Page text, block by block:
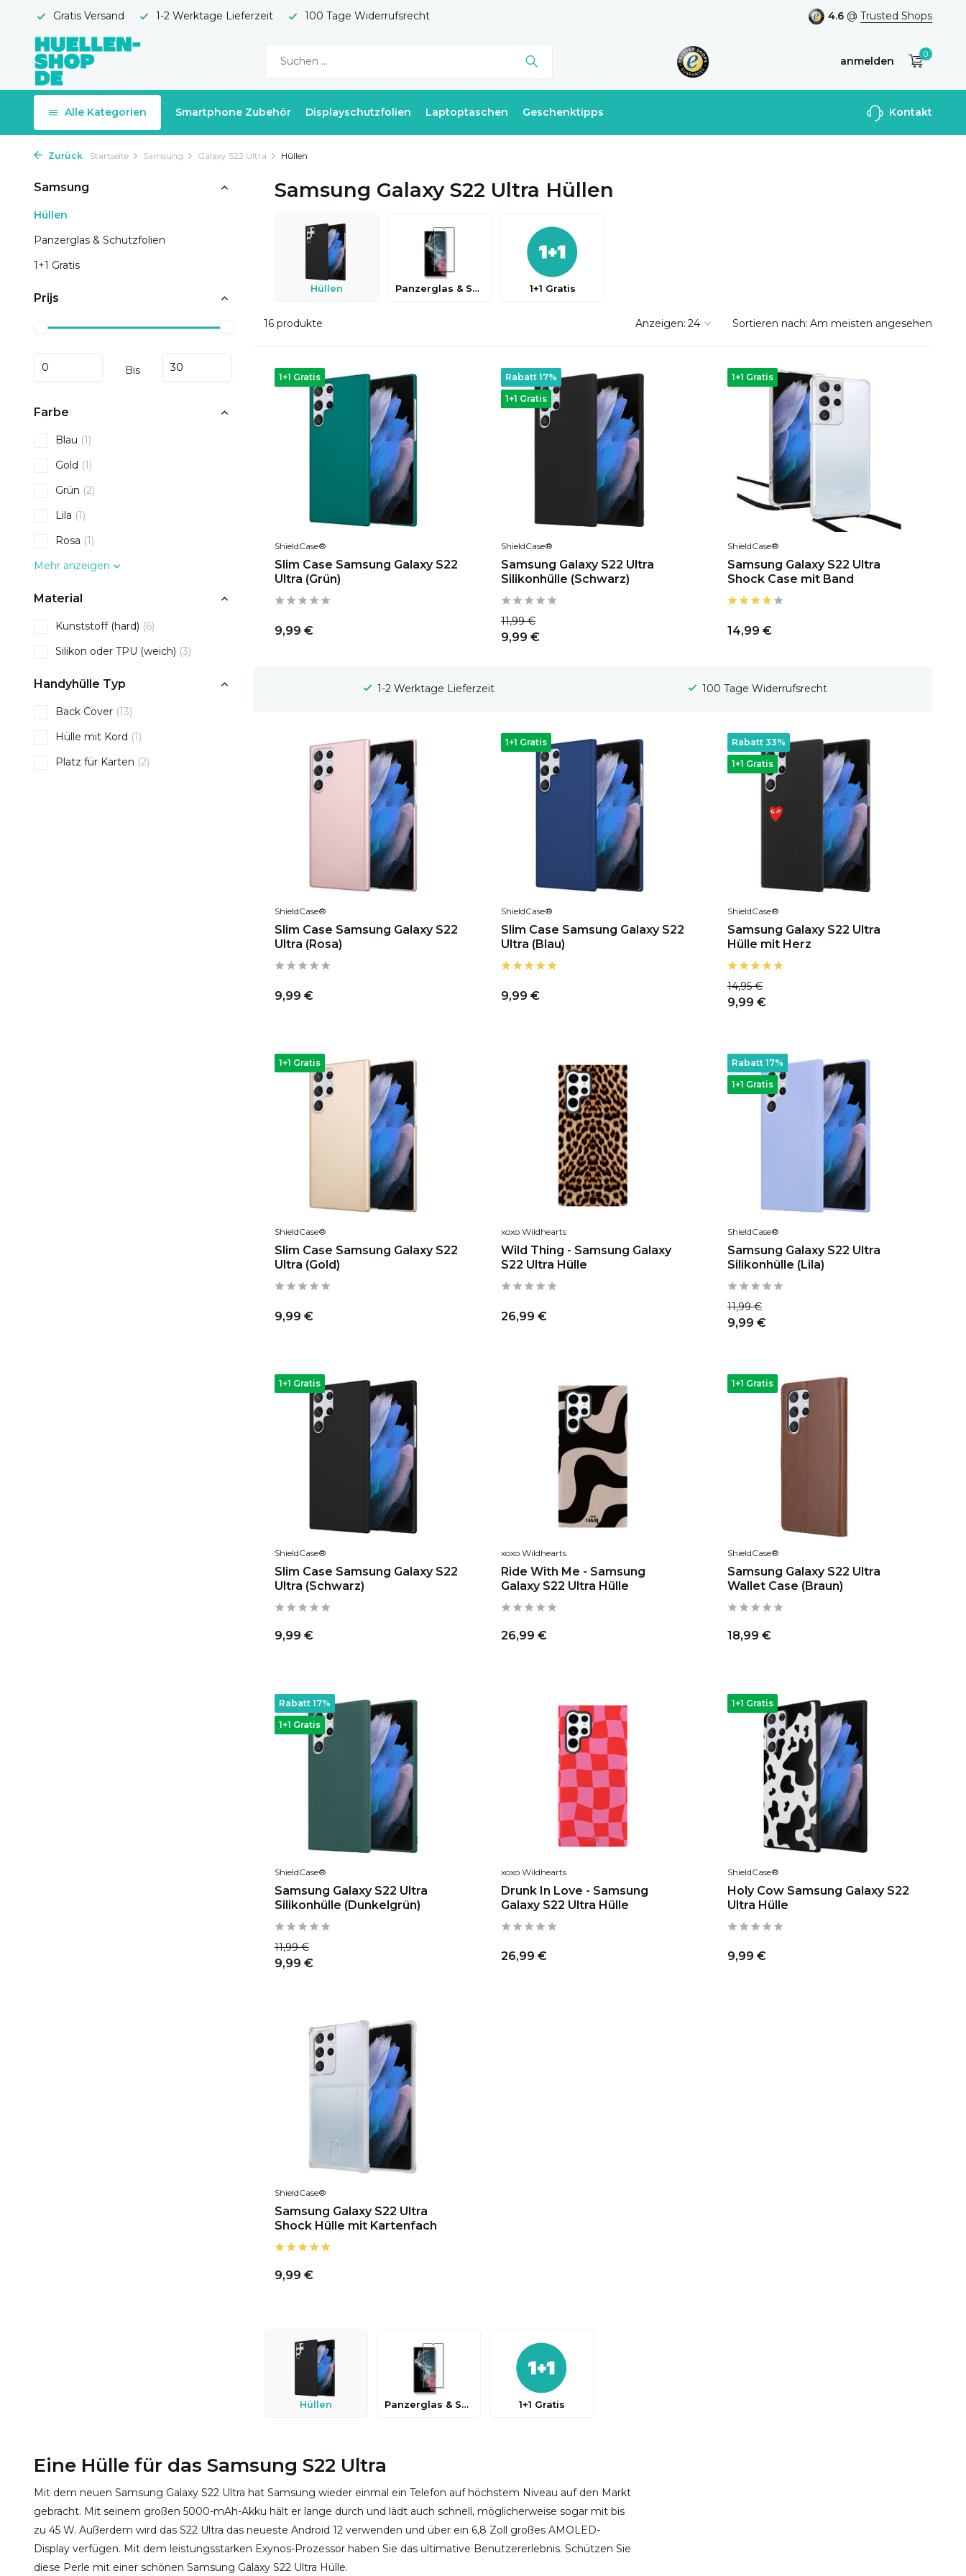
Gratis Versand 1-2 Werktage Lieferzeit 100 Tage Widerrufsrecht 4.6 @ Trusted Shops
anmelden
Benutzerkonto
0
Alle Kategorien Smartphone Zubehör Displayschutzfolien Laptoptaschen Geschenktipps Kontakt
Zurück Startseite Samsung Galaxy S22 Ultra Hüllen
Samsung
Hüllen
Panzerglas & Schutzfolien
1+1 Gratis
Prijs
Bis
Farbe
Blau (1)
Gold (1)
Grün (2)
Lila (1)
Rosa (1)
Mehr anzeigen
Material
Kunststoff (hard) (6)
Silikon oder TPU (weich) (3)
Handyhülle Typ
Back Cover (13)
Hülle mit Kord (1)
Platz für Karten (2)
Samsung Galaxy S22 Ultra Hüllen
Hüllen Panzerglas & Schutzfolien 1+1 Gratis
16 produkte Anzeigen: Sortieren nach:
1+1 Gratis
ShieldCase®
Slim Case Samsung Galaxy S22
Ultra (Grün)
9,99 €
1+1 Gratis
Rabatt 17%
ShieldCase®
Samsung Galaxy S22 Ultra
Silikonhülle (Schwarz)
11,99 €
9,99 €
1+1 Gratis
ShieldCase®
Samsung Galaxy S22 Ultra
Shock Case mit Band
14,99 €
1-2 Werktage Lieferzeit 100 Tage Widerrufsrecht Gratis Versand
ShieldCase®
Slim Case Samsung Galaxy S22
Ultra (Rosa)
9,99 €
1+1 Gratis
ShieldCase®
Slim Case Samsung Galaxy S22
Ultra (Blau)
9,99 €
1+1 Gratis
Rabatt 33%
ShieldCase®
Samsung Galaxy S22 Ultra
Hülle mit Herz
14,95 €
9,99 €
1+1 Gratis
ShieldCase®
Slim Case Samsung Galaxy S22
Ultra (Gold)
9,99 €
xoxo Wildhearts
Wild Thing - Samsung Galaxy
S22 Ultra Hülle
26,99 €
1+1 Gratis
Rabatt 17%
ShieldCase®
Samsung Galaxy S22 Ultra
Silikonhülle (Lila)
11,99 €
9,99 €
1+1 Gratis
ShieldCase®
Slim Case Samsung Galaxy S22
Ultra (Schwarz)
9,99 €
xoxo Wildhearts
Ride With Me - Samsung
Galaxy S22 Ultra Hülle
26,99 €
1+1 Gratis
ShieldCase®
Samsung Galaxy S22 Ultra
Wallet Case (Braun)
18,99 €
1+1 Gratis
Rabatt 17%
ShieldCase®
Samsung Galaxy S22 Ultra
Silikonhülle (Dunkelgrün)
11,99 €
9,99 €
xoxo Wildhearts
Drunk In Love - Samsung
Galaxy S22 Ultra Hülle
26,99 €
1+1 Gratis
ShieldCase®
Holy Cow Samsung Galaxy S22
Ultra Hülle
9,99 €
ShieldCase®
Samsung Galaxy S22 Ultra
Shock Hülle mit Kartenfach
9,99 €
Hüllen Panzerglas & Schutzfolien 1+1 Gratis
Eine Hülle für das Samsung S22 Ultra
Mit dem neuen Samsung Galaxy S22 Ultra hat Samsung wieder einmal ein Telefon auf höchstem Niveau auf den Markt
gebracht. Mit seinem großen 5000-mAh-Akku hält er lange durch und lädt auch schnell, möglicherweise sogar mit bis
zu 45 W. Außerdem wird das S22 Ultra das neueste Android 12 verwenden und über ein 6,8 Zoll großes AMOLED-
Display verfügen. Mit dem leistungsstarken Exynos-Prozessor haben Sie das ultimative Benutzererlebnis. Schützen Sie
diese Perle mit einer schönen Samsung Galaxy S22 Ultra Hülle.